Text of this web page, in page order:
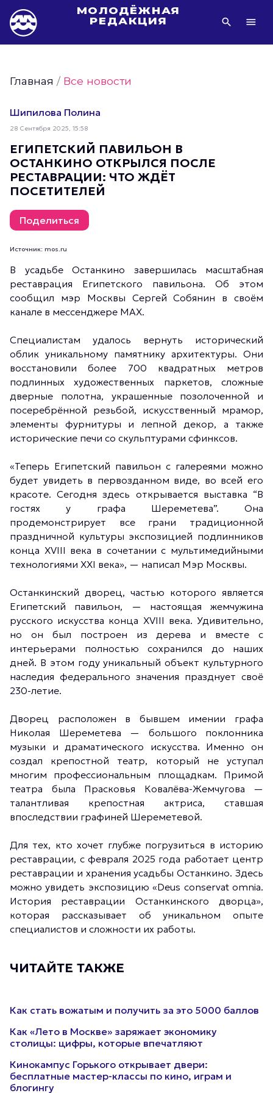
МОЛОДЁЖНАЯ
РЕДАКЦИЯ
Фото Молодёжи Москвы
Фотогалереи Молодёжи Москвы
Статьи Молодёжи Москвы
Молодёжь Москвы культурная
Молодёжь Москвы спортивная
Молодёжь Москвы здоровая
Молодёжь Москвы туристическая
Все новости
Главная /Все новости
Шипилова Полина
28 Сентября 2025, 15:58
ЕГИПЕТСКИЙ ПАВИЛЬОН В
ОСТАНКИНО ОТКРЫЛСЯ ПОСЛЕ
РЕСТАВРАЦИИ: ЧТО ЖДЁТ
ПОСЕТИТЕЛЕЙ
Поделиться
Источник: mos.ru
В усадьбе Останкино завершилась масштабная
реставрация Египетского павильона. Об этом
сообщил мэр Москвы Сергей Собянин в своём
канале в мессенджере MAX.
Специалистам удалось вернуть исторический
облик уникальному памятнику архитектуры. Они
восстановили более 700 квадратных метров
подлинных художественных паркетов, сложные
дверные полотна, украшенные позолоченной и
посеребрённой резьбой, искусственный мрамор,
элементы фурнитуры и лепной декор, а также
исторические печи со скульптурами сфинксов.
«Теперь Египетский павильон с галереями можно
будет увидеть в первозданном виде, во всей его
красоте. Сегодня здесь открывается выставка “В
гостях у графа Шереметева”. Она
продемонстрирует все грани традиционной
праздничной культуры экспозицией подлинников
конца XVIII века в сочетании с мультимедийными
технологиями XXI века», — написал Мэр Москвы.
Останкинский дворец, частью которого является
Египетский павильон, — настоящая жемчужина
русского искусства конца XVIII века. Удивительно,
но он был построен из дерева и вместе с
интерьерами полностью сохранился до наших
дней. В этом году уникальный объект культурного
наследия федерального значения празднует своё
230-летие.
Дворец расположен в бывшем имении графа
Николая Шереметева — большого поклонника
музыки и драматического искусства. Именно он
создал крепостной театр, который не уступал
многим профессиональным площадкам. Примой
театра была Прасковья Ковалёва-Жемчугова —
талантливая крепостная актриса, ставшая
впоследствии графиней Шереметевой.
Для тех, кто хочет глубже погрузиться в историю
реставрации, с февраля 2025 года работает центр
реставрации и хранения усадьбы Останкино. Здесь
можно увидеть экспозицию «Deus conservat omnia.
История реставрации Останкинского дворца»,
которая рассказывает об уникальном опыте
специалистов и сложности их работы.
ЧИТАЙТЕ ТАКЖЕ
Как стать вожатым и получить за это 5000 баллов
Как «Лето в Москве» заряжает экономику
столицы: цифры, которые впечатляют
Кинокампус Горького открывает двери:
бесплатные мастер-классы по кино, играм и
блогингу